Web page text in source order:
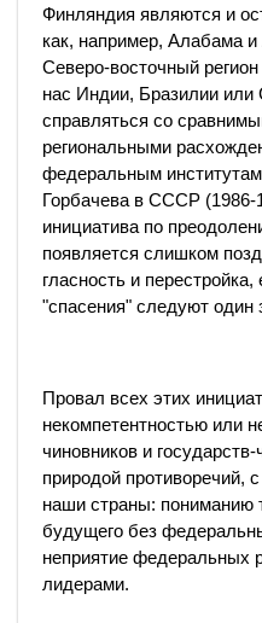
Финляндия являются и
как, например, Алабама
Северо-восточный
нас Индии, Бразилии
справляться со
региональными
федеральным
Горбачева в СССР (1986-
инициатива по
появляется слишком
гласность и
"спасения" следуют один
Провал всех этих
некомпетентностью или
чиновников и
природой противоречий,
наши страны: пониманию
будущего без
неприятие федеральных
лидерами.